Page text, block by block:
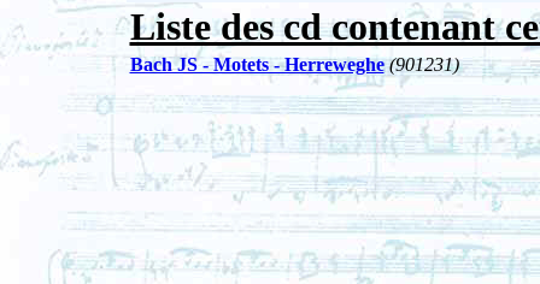
Liste des cd contenant
Bach JS - Motets - Herreweghe (901231)